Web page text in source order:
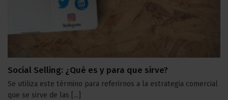
Social Selling: ¿Qué es y para que sirve?
Se utiliza este término para referirnos a la estrategia comercial
que se sirve de las [...]